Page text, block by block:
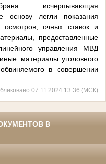
исчерпывающая
основу легли показания
осмотров, очных ставок и
предоставленные
управления МВД
материалы уголовного
в совершении
07.11.2024 13:36 (МСК)
В